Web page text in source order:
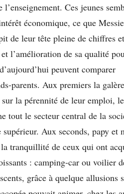
Ces jeunes
économique, ce que
de leur tête pleine de chiffres
l’amélioration de sa qualité
peuvent comparer
parents. Aux premiers la galère
la pérennité de leur emploi,
tout le secteur central de la
Aux seconds, papy et
tranquillité de ceux qui ont
: camping-car ou voilier
grâce à quelque allusions